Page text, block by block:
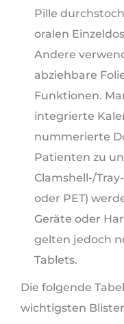
Pille
oralen
Andere
abziehbare
Funktionen.
integrierte
nummerierte
Patienten zu
Clamshell-/
oder PET)
Geräte oder
gelten jedoch
Tablets.
Die folgende
wichtigsten